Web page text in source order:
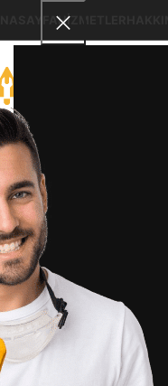
HIZMETLER
BLOG
Bulaşık
Çıkarıyor